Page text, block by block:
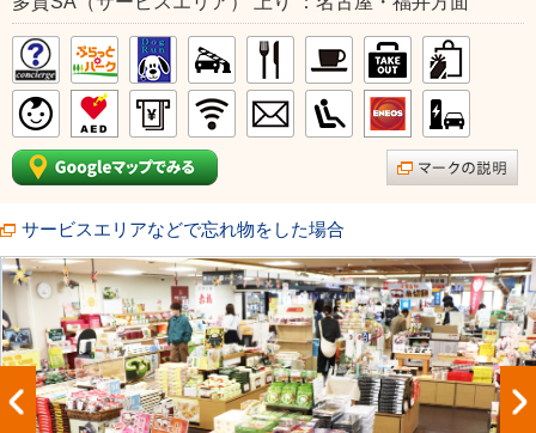
サービスエリアなどで忘れ物をした場合